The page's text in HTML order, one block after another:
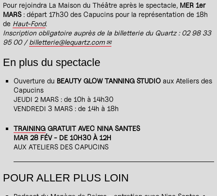
Pour rejoindra La Maison du Théâtre après le spectacle, MER 1er
MARS: départ 17h30 des Capucins pour la représentation de 18h
de Haut-Fond.
Inscription obligatoire auprès de la billetterie du Quartz : 02 98 33
95 00 /billetterie@lequartz.com
En plus du spectacle
Ouverture du BEAUTY GLOW TANNING STUDIOaux Ateliers des
Capucins
JEUDI 2 MARS : de 10h à 14h30
VENDREDI 3 MARS : de 14h à 18h
TRAININGGRATUIT AVEC NINA SANTES
MAR 28 FÉV - DE 10H30 À 12H
AUX ATELIERS DES CAPUCINS
POUR ALLER PLUS LOIN